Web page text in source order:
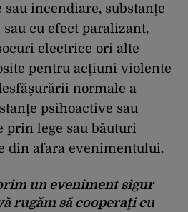
incendiare, substanţe
cu efect paralizant,
electrice ori alte
pentru acţiuni violente
normale a
psihoactive sau
prin lege sau băuturi
din afara evenimentului.
un eveniment sigur
rugăm să cooperaţi cu